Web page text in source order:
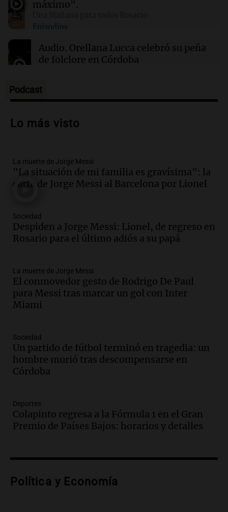
ante la llegada del tifón Dolphin
02:03
Airbnb acelera el lanzamiento de funciones
gracias a la inteligencia artificial en su
máximo".
Episodios
Audio. Orellana Lucca celebró su peña
de folclore en Córdoba
Audio.Trágico accidente en Mendoza:
vehículos desde un puente
Audio.Tragedia en Mendoza: un muerto
y cinco heridos tras caer dos autos desde
un puente
Audio.Messi llegará esta noche a
Rosario para acompañar a su familia
Episodios
Audio.Ley de Propiedad Privada: el revés
en el Congreso expuso una debilidad
comunicacional del Gobierno
Episodios
Audio.Casabindo se prepara para una
celebración única: 30.000 turistas y el
tradicional Toreo de la Vincha
Audio. Borges, abogada de Pourrain:
"Tres hombres se lo llevaron para
hacerle preguntas y nunca regresó"
Episodios
metros del río Suquía y retiraron hasta
Podcast
Lo más visto
La muerte de Jorge Messi
"La situación de mi familia es gravísima": la
carta de Jorge Messi al Barcelona por Lionel
Sociedad
Despiden a Jorge Messi: Lionel, de regreso en
Rosario para el último adiós a su papá
La muerte de Jorge Messi
El conmovedor gesto de Rodrigo De Paul
para Messi tras marcar un gol con Inter
Miami
Sociedad
Un partido de fútbol terminó en tragedia: un
hombre murió tras descompensarse en
Córdoba
Deportes
Colapinto regresa a la Fórmula 1 en el Gran
Premio de Países Bajos: horarios y detalles
Política y Economía